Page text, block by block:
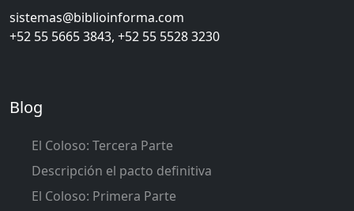
sistemas@biblioinforma.com
+52 55 5665 3843, +52 55 5528 3230
Blog
El Coloso: Tercera Parte
Descripción el pacto definitiva
El Coloso: Primera Parte